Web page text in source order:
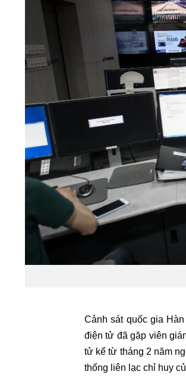
Cảnh sát quốc gia
điện tử đã gặp viên
tử kể từ tháng 2 năm
thống liên lạc chỉ huy